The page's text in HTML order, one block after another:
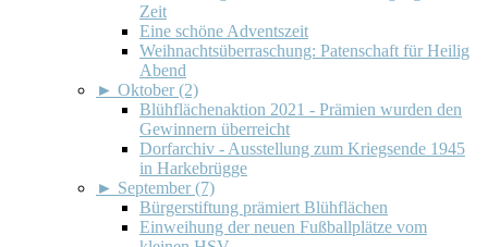
Zeit
Eine schöne Adventszeit
Weihnachtsüberraschung: Patenschaft für Heilig
Abend
► Oktober (2)
Blühflächenaktion 2021 - Prämien wurden den
Gewinnern überreicht
Dorfarchiv - Ausstellung zum Kriegsende 1945
in Harkebrügge
► September (7)
Bürgerstiftung prämiert Blühflächen
Einweihung der neuen Fußballplätze vom